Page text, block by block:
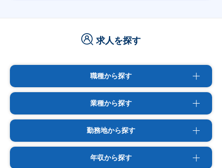
求人を探す
職種から探す
業種から探す
勤務地から探す
年収から探す